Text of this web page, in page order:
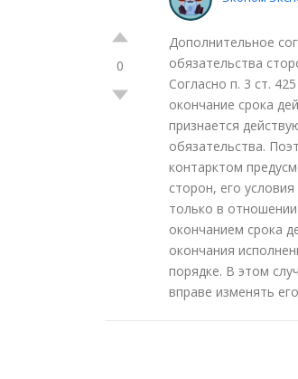
0
Дополнительное
обязательства
Согласно п. 3 ст.
окончание срока
признается
обязательства.
контарктом
сторон, его
только в
окончанием срока
окончания
порядке. В этом
вправе изменять